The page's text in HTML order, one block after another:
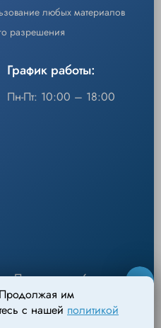
любых материалов
разрешения
График работы:
Пн-Пт: 10:00 – 18:00
6
Продолжая им
с нашей политикой